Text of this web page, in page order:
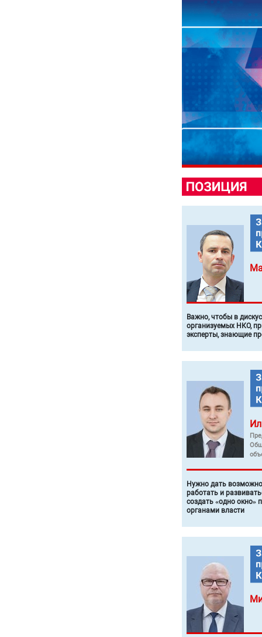
Важно, чтобы в
организуемых НКО,
эксперты, знающие
Нужно дать
работать и
создать «одно окно»
органами власти